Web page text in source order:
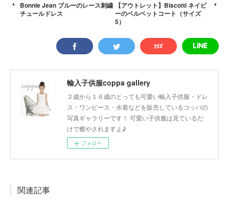
Bonnie Jean ブルーのレース刺繍
チュールドレス
【アウトレット】Biscotti ネイビ
ーのベルベットコート（サイズ
5）
輸入子供服coppa gallery
２歳から１６歳のとっても可愛い輸入子供服・ドレ
ス・ワンピース・水着などを販売しているコッパの
写真ギャラリーです！ 可愛い子供服は見ているだ
けで癒やされますよ♪
フォロー
関連記事